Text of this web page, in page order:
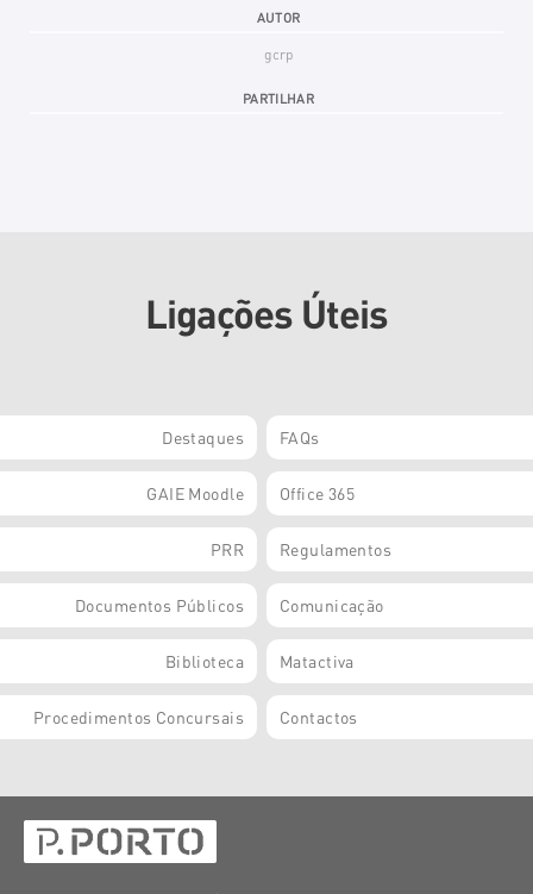
AUTOR
gcrp
PARTILHAR
Ligações Úteis
Destaques FAQs
GAIE Moodle Office 365
PRR Regulamentos
Documentos Públicos Comunicação
Biblioteca Matactiva
Procedimentos Concursais Contactos